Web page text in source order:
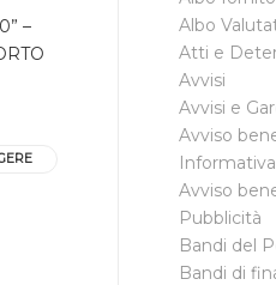
–
Albo
Atti e
Avvisi
Avvisi e
Avviso
Avviso
Pubblicità
Bandi del
Bandi di